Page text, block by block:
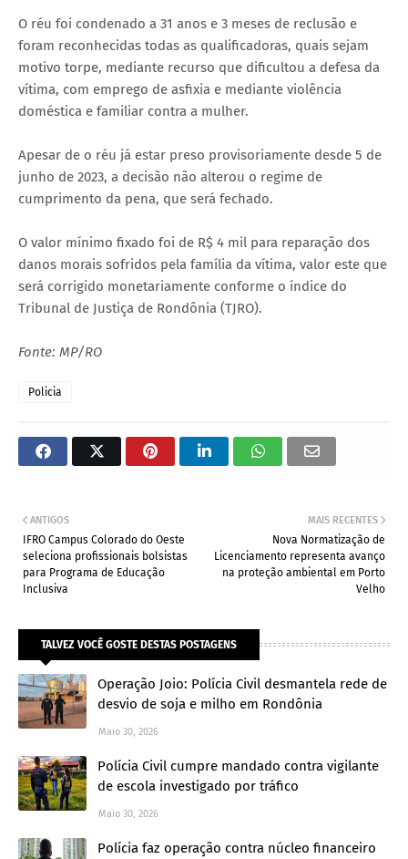
O réu foi condenado a 31 anos e 3 meses de reclusão e
foram reconhecidas todas as qualificadoras, quais sejam
motivo torpe, mediante recurso que dificultou a defesa da
vítima, com emprego de asfixia e mediante violência
doméstica e familiar contra a mulher.
Apesar de o réu já estar preso provisoriamente desde 5 de
junho de 2023, a decisão não alterou o regime de
cumprimento da pena, que será fechado.
O valor mínimo fixado foi de R$ 4 mil para reparação dos
danos morais sofridos pela família da vítima, valor este que
será corrigido monetariamente conforme o índice do
Tribunal de Justiça de Rondônia (TJRO).
Fonte: MP/RO
Policia
MAIS RECENTES
Nova Normatização de
Licenciamento representa avanço
na proteção ambiental em Porto
Velho
ANTIGOS
IFRO Campus Colorado do Oeste
seleciona profissionais bolsistas
para Programa de Educação
Inclusiva
TALVEZ VOCÊ GOSTE DESTAS POSTAGENS
Operação Joio: Polícia Civil desmantela rede de
desvio de soja e milho em Rondônia
Maio 30, 2026
Polícia Civil cumpre mandado contra vigilante
de escola investigado por tráfico
Maio 30, 2026
Polícia faz operação contra núcleo financeiro